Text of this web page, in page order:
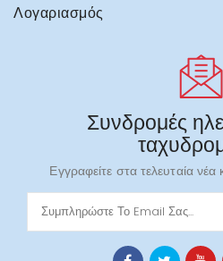
Λογαριασμός
Συνδρομές
Εγγραφείτε στα τελευταία